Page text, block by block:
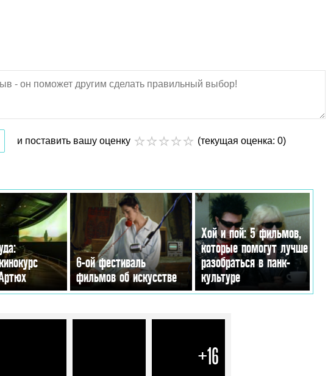
и поставить вашу оценку (текущая оценка: 0)
6-ой фестиваль
фильмов об искусстве
Хой и пой: 5 фильмов,
которые помогут лучше
разобраться в панк-
культуре
+16